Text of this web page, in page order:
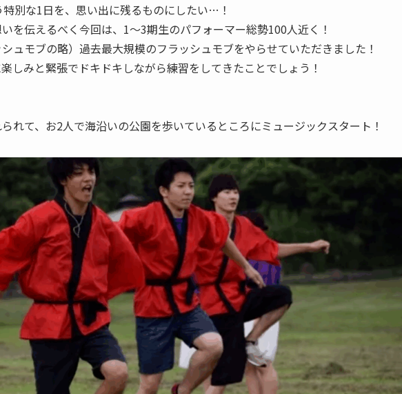
別な1日を、思い出に残るものにしたい…！
を伝えるべく今回は、1～3期生のパフォーマー総勢100人近く！
ュモブの略）過去最大規模のフラッシュモブをやらせていただきました！
しみと緊張でドキドキしながら練習をしてきたことでしょう！
れて、お2人で海沿いの公園を歩いているところにミュージックスタート！